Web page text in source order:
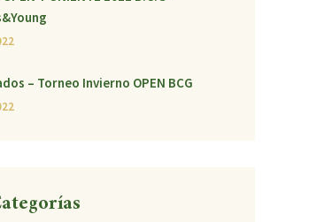
– Torneo Invierno OPEN BCG